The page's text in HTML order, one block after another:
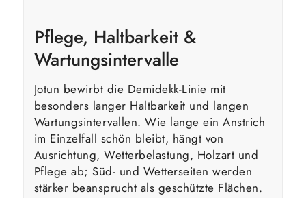
Pflege, Haltbarkeit &
Wartungsintervalle
Jotun bewirbt die Demidekk-Linie mit
besonders langer Haltbarkeit und langen
Wartungsintervallen. Wie lange ein Anstrich
im Einzelfall schön bleibt, hängt von
Ausrichtung, Wetterbelastung, Holzart und
Pflege ab; Süd- und Wetterseiten werden
stärker beansprucht als geschützte Flächen.